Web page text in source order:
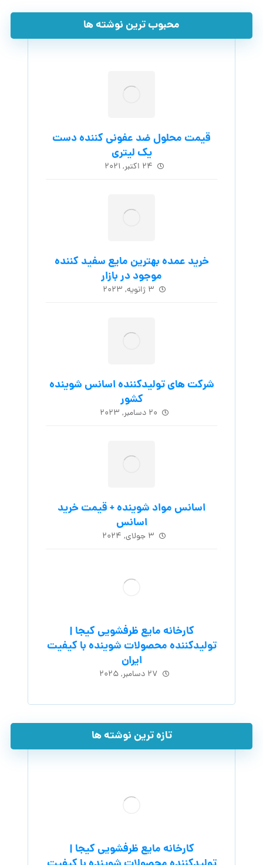
محبوب ترین نوشته ها
قیمت محلول ضد عفونی کننده دست
یک لیتری
۲۴ اکتبر, ۲۰۲۱
خرید عمده بهترین مایع سفید کننده
موجود در بازار
۳ ژانویه, ۲۰۲۳
شرکت های تولیدکننده اسانس شوینده
کشور
۲۰ دسامبر, ۲۰۲۳
اسانس مواد شوینده + قیمت خرید
اسانس
۳ جولای, ۲۰۲۴
کارخانه مایع ظرفشویی کیجا |
تولیدکننده محصولات شوینده با کیفیت
ایران
۲۷ دسامبر, ۲۰۲۵
تازه ترین نوشته ها
کارخانه مایع ظرفشویی کیجا |